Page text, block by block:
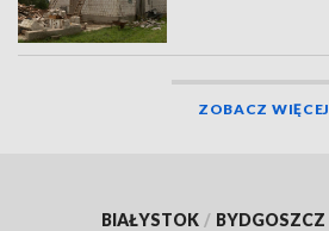
ZOBACZ WIĘCEJ
BIAŁYSTOK / BYDGOSZCZ